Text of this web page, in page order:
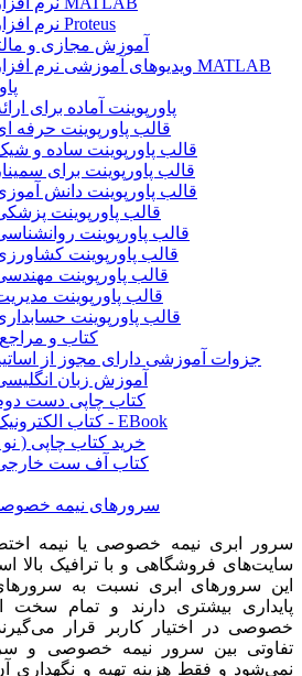
نرم افزار Proteus
آموزش مجازی و
ویدیوهای آموزشی نرم افزار MATLAB
پاورپوینت آماده برای
قالب پاورپوینت حرفه
قالب پاورپوینت ساده و
قالب پاورپوینت برای سمینار
قالب پاورپوینت دانش
قالب پاورپوینت
قالب پاورپوینت
قالب پاورپوینت
قالب پاورپوینت
قالب پاورپوینت
قالب پاورپوینت
کتاب و
جزوات آموزشی دارای مجوز از
آموزش زبان
کتاب چاپی دست
کتاب الکترونیک - EBook
خرید کتاب چاپی (
کتاب آف ست
سرورهای نیمه
سرور ابری نیمه خصوصی یا نیمه
سایت‌های فروشگاهی و با ترافیک بالا
این سرورهای ابری نسبت به
پایداری بیشتری دارند و تمام سخت
خصوصی در اختیار کاربر قرار
تفاوتی بین سرور نیمه خصوصی و
نمی‌شود و فقط هزینه تهیه و نگهداری